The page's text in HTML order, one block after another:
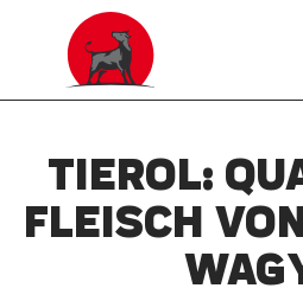
TIEROL:
FLEISCH